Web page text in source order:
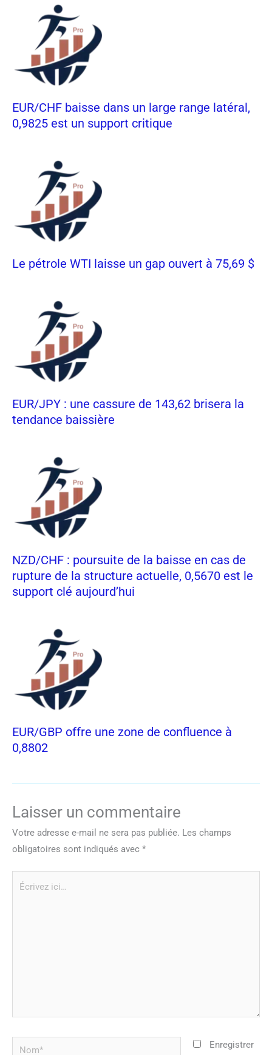
EUR/CHF baisse dans un large range latéral,
0,9825 est un support critique
Le pétrole WTI laisse un gap ouvert à 75,69 $
EUR/JPY : une cassure de 143,62 brisera la
tendance baissière
NZD/CHF : poursuite de la baisse en cas de
rupture de la structure actuelle, 0,5670 est le
support clé aujourd’hui
EUR/GBP offre une zone de confluence à
0,8802
Laisser un commentaire
Votre adresse e-mail ne sera pas publiée. Les champs
obligatoires sont indiqués avec *
Nom*
Enregistrer